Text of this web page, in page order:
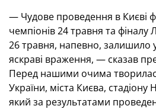
— Чудове проведення в Києві
чемпіонів 24 травня та фіналу
26 травня, напевно, залишило
яскраві враження, — сказав
Перед нашими очима творилася
України, міста Києва, стадіону
який за результатами